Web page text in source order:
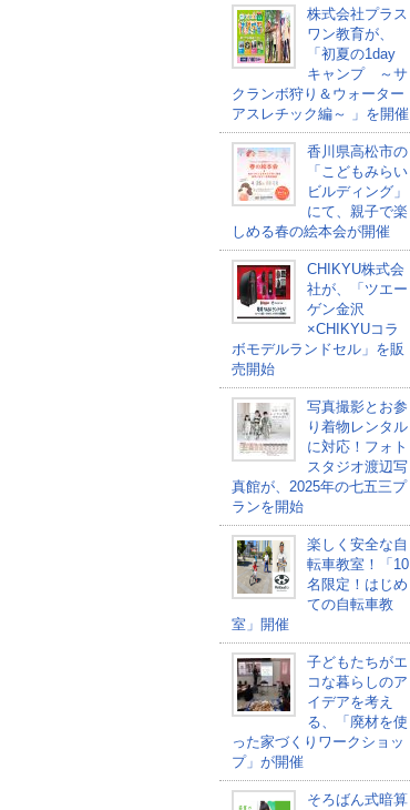
株式会社プラス
ワン教育が、
「初夏の1day
キャンプ ～サ
クランボ狩り＆ウォーター
アスレチック編～ 」を開催
香川県高松市の
「こどもみらい
ビルディング」
にて、親子で楽
しめる春の絵本会が開催
CHIKYU株式会
社が、「ツエー
ゲン金沢
×CHIKYUコラ
ボモデルランドセル」を販
売開始
写真撮影とお参
り着物レンタル
に対応！フォト
スタジオ渡辺写
真館が、2025年の七五三プ
ランを開始
楽しく安全な自
転車教室！「10
名限定！はじめ
ての自転車教
室」開催
子どもたちがエ
コな暮らしのア
イデアを考え
る、「廃材を使
った家づくりワークショッ
プ」が開催
そろばん式暗算